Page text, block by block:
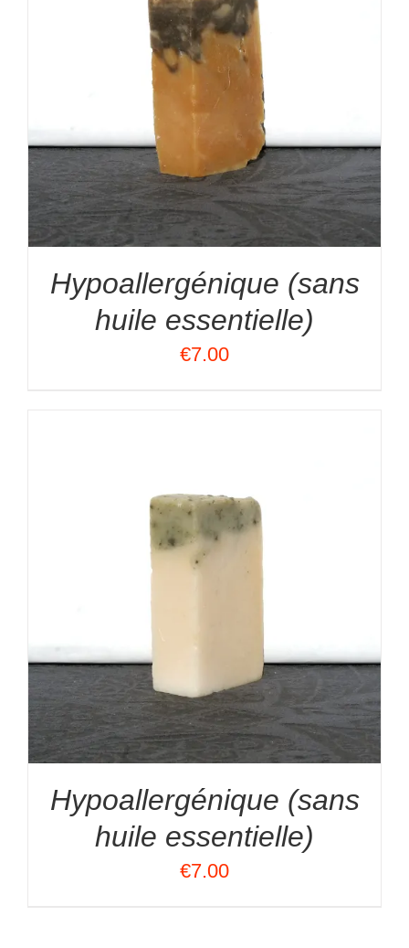
Hypoallergénique (sans
huile essentielle)
€7.00
Hypoallergénique (sans
huile essentielle)
€7.00